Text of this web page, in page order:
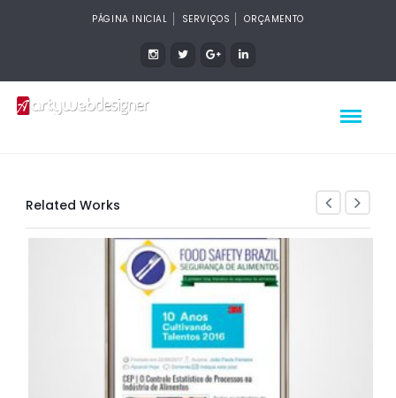
PÁGINA INICIAL SERVIÇOS ORÇAMENTO
Related Works